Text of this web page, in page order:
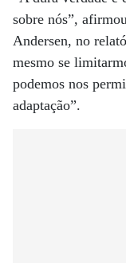
sobre nós”,
Andersen, no
mesmo se
podemos nos
adaptação”.